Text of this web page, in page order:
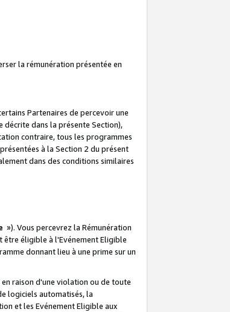
la rémunération présentée en
Partenaires de percevoir une
dans la présente Section),
contraire, tous les programmes
à la Section 2 du présent
dans des conditions similaires
»). Vous percevrez la Rémunération
être éligible à l'Evénement Eligible
donnant lieu à une prime sur un
en raison d'une violation ou de toute
logiciels automatisés, la
et les Evénement Eligible aux